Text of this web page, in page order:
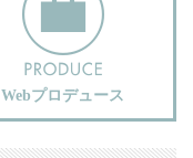
Webプロデュース